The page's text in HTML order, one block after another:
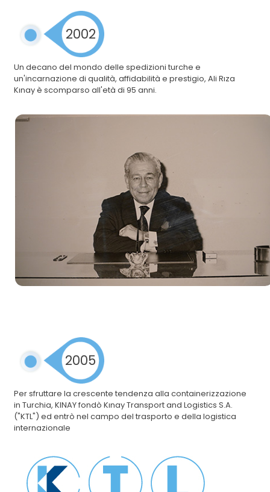
2002
Un decano del mondo delle spedizioni turche e
un'incarnazione di qualità, affidabilità e prestigio, Ali Rıza
Kınay è scomparso all'età di 95 anni.
2005
Per sfruttare la crescente tendenza alla containerizzazione
in Turchia, KINAY fondò Kınay Transport and Logistics S.A.
("KTL") ed entrò nel campo del trasporto e della logistica
internazionale